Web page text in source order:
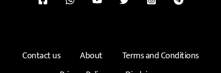
Contact us About
Terms and Conditions